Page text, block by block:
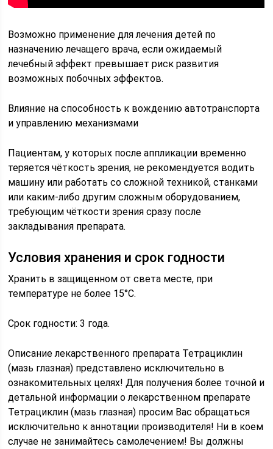
Возможно применение для лечения детей по
назначению лечащего врача, если ожидаемый
лечебный эффект превышает риск развития
возможных побочных эффектов.
Влияние на способность к вождению автотранспорта
и управлению механизмами
Пациентам, у которых после аппликации временно
теряется чёткость зрения, не рекомендуется водить
машину или работать со сложной техникой, станками
или каким-либо другим сложным оборудованием,
требующим чёткости зрения сразу после
закладывания препарата.
Условия хранения и срок годности
Хранить в защищенном от света месте, при
температуре не более 15°С.
Срок годности: 3 года.
Описание лекарственного препарата Тетрациклин
(мазь глазная) представлено исключительно в
ознакомительных целях! Для получения более точной и
детальной информации о лекарственном препарате
Тетрациклин (мазь глазная) просим Вас обращаться
исключительно к аннотации производителя! Ни в коем
случае не занимайтесь самолечением! Вы должны